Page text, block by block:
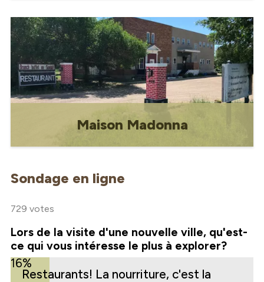
Gravelbourg, "Le phare des Prairies".
Maison Madonna
Madone à ouvrir une poustinia qui serait
située dans l'ancien monastère du
Sondage en ligne
729 votes
Lors de la visite d'une nouvelle ville, qu'est-
ce qui vous intéresse le plus à explorer?
16%
Restaurants! La nourriture, c'est la